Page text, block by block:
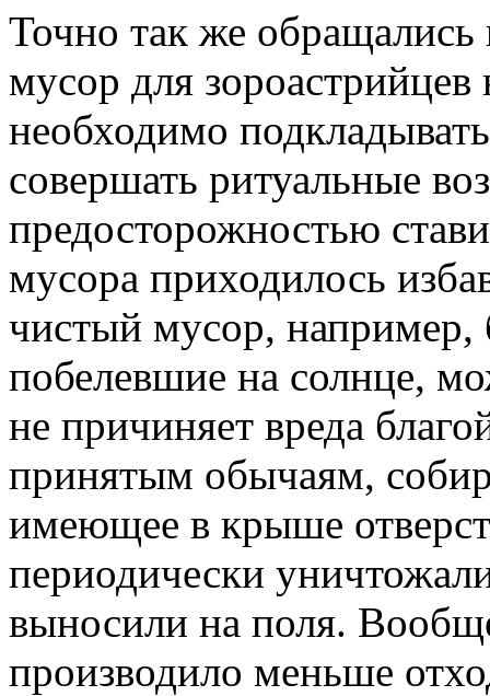
Точно так же
мусор для
необходимо
совершать ритуальные
предосторожностью
мусора приходилось
чистый мусор, например,
побелевшие на солнце,
не причиняет вреда
принятым обычаям,
имеющее в крыше
периодически
выносили на поля.
производило меньше